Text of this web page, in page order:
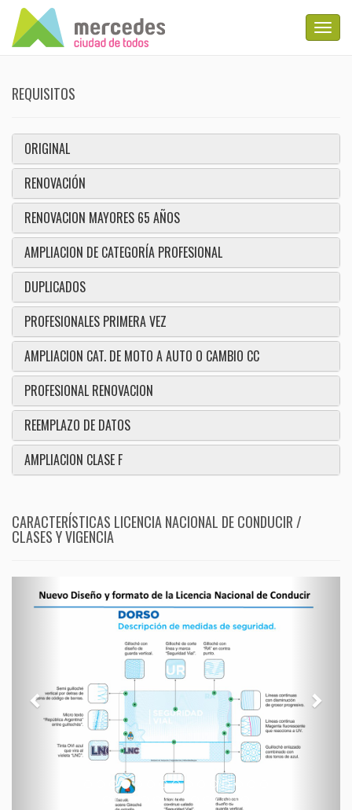
REQUISITOS
ORIGINAL
RENOVACIÓN
RENOVACION MAYORES 65 AÑOS
AMPLIACION DE CATEGORÍA PROFESIONAL
DUPLICADOS
PROFESIONALES PRIMERA VEZ
AMPLIACION CAT. DE MOTO A AUTO O CAMBIO CC
PROFESIONAL RENOVACION
REEMPLAZO DE DATOS
AMPLIACION CLASE F
CARACTERÍSTICAS LICENCIA NACIONAL DE CONDUCIR /
CLASES Y VIGENCIA